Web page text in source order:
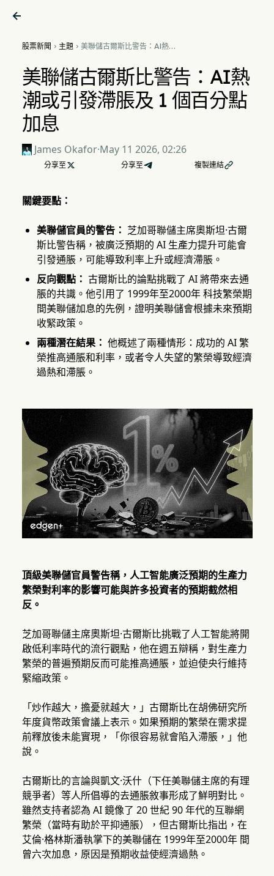

股票新聞  主題 美聯儲古爾斯比警告：AI熱潮
美聯儲古爾斯比警告：AI熱
潮或引發滯脹及 1 個百分點
加息
James Okafor·May 11 2026, 02:26
分享至  分享至 複製連結
關鍵要點：
美聯儲官員的警告： 芝加哥聯儲主席奧斯坦·古爾
斯比警告稱，被廣泛預期的 AI 生產力提升可能會
引發通脹，可能導致利率上升或經濟滯脹。
反向觀點： 古爾斯比的論點挑戰了 AI 將帶來去通
脹的共識。他引用了 1999年至2000年 科技繁榮期
間美聯儲加息的先例，證明美聯儲會根據未來預期
收緊政策。
兩種潛在結果： 他概述了兩種情形：成功的 AI 繁
榮推高通脹和利率，或者令人失望的繁榮導致經濟
過熱和滯脹。
頂級美聯儲官員警告稱，人工智能廣泛預期的生產力
繁榮對利率的影響可能與許多投資者的預期截然相
反。
芝加哥聯儲主席奧斯坦·古爾斯比挑戰了人工智能將開
啟低利率時代的流行觀點，他在週五辯稱，對生產力
繁榮的普遍預期反而可能推高通脹，並迫使央行維持
緊縮政策。
「炒作越大，擔憂就越大，」古爾斯比在胡佛研究所
年度貨幣政策會議上表示。如果預期的繁榮在需求提
前釋放後未能實現，「你很容易就會陷入滯脹，」他
說。
古爾斯比的言論與凱文·沃什（下任美聯儲主席的有理
競爭者）等人所倡導的去通脹敘事形成了鮮明對比。
雖然支持者認為 AI 鏡像了 20 世紀 90 年代的互聯網
繁榮（當時有助於平抑通脹），但古爾斯比指出，在
艾倫·格林斯潘執掌下的美聯儲在 1999年至2000年 間
曾六次加息，原因是預期收益使經濟過熱。